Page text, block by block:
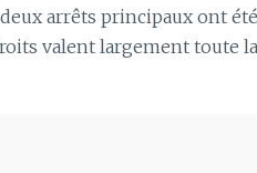
arrêts principaux ont
valent largement toute